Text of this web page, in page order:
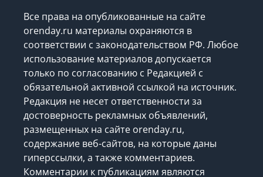
Все права на опубликованные на сайте
orenday.ru материалы охраняются в
соответствии с законодательством РФ. Любое
использование материалов допускается
только по согласованию с Редакцией с
обязательной активной ссылкой на источник.
Редакция не несет ответственности за
достоверность рекламных объявлений,
размещенных на сайте orenday.ru,
содержание веб-сайтов, на которые даны
гиперссылки, а также комментариев.
Комментарии к публикациям являются